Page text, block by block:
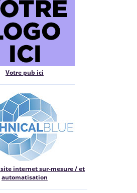
Votre pub ici
internet sur-mesure / et
automatisation